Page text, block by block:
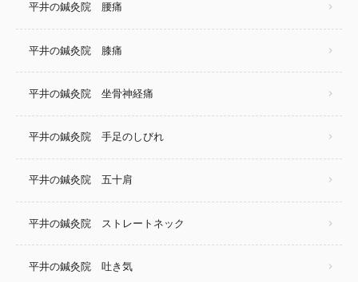
平井の鍼灸院 腰痛
平井の鍼灸院 膝痛
平井の鍼灸院 坐骨神経痛
平井の鍼灸院 手足のしびれ
平井の鍼灸院 五十肩
平井の鍼灸院 ストレートネック
平井の鍼灸院 吐き気